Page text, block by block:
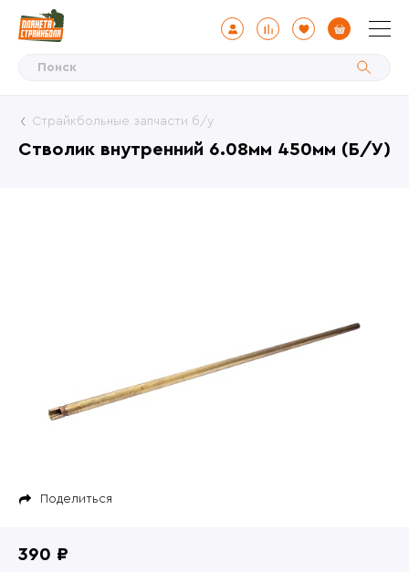
Стволик внутренний 6.08мм 450мм (Б/У)
Страйкбольные запчасти б/у
Поделиться
390 ₽